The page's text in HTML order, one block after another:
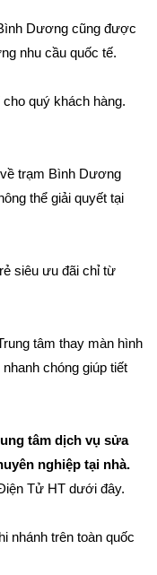
Dương cũng được
nhu cầu quốc tế.
quý khách hàng.
trạm Bình Dương
thể giải quyết tại
siêu ưu đãi chỉ từ
tâm thay màn hình
chóng giúp tiết
tâm dịch vụ sửa
nghiệp tại nhà.
Tử HT dưới đây.
nhánh trên toàn quốc